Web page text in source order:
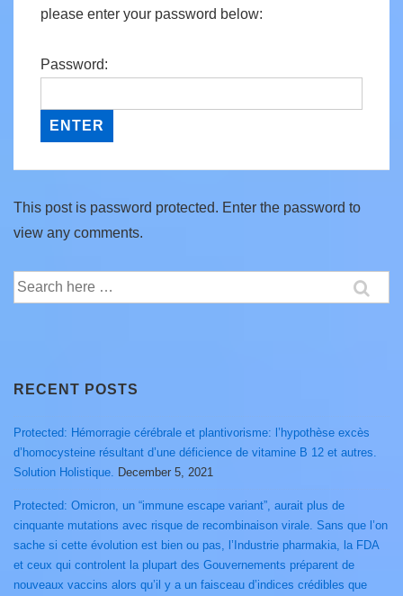
please enter your password below:
Password:
This post is password protected. Enter the password to
view any comments.
Search
for:
RECENT POSTS
Protected: Hémorragie cérébrale et plantivorisme: l’hypothèse excès
d’homocysteine résultant d’une déficience de vitamine B 12 et autres.
Solution Holistique. December 5, 2021
Protected: Omicron, un “immune escape variant”, aurait plus de
cinquante mutations avec risque de recombinaison virale. Sans que l’on
sache si cette évolution est bien ou pas, l’Industrie pharmakia, la FDA
et ceux qui controlent la plupart des Gouvernements préparent de
nouveaux vaccins alors qu’il y a un faisceau d’indices crédibles que